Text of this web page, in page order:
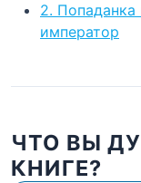
2.
император
ЧТО ВЫ
КНИГЕ?